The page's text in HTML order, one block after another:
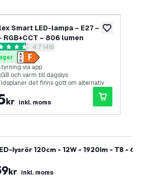
lägg till i
Smart LED-lampa – E27 – 9.4
RGB+CCT – 806 lumen
öppna recensionspanel
4.7 (46)
via app
och varm till dagslys
det finns gott om alternativ
kr inkl. moms
lysrör 120cm - 12W - 1920lm - T8 -
kr inkl. moms